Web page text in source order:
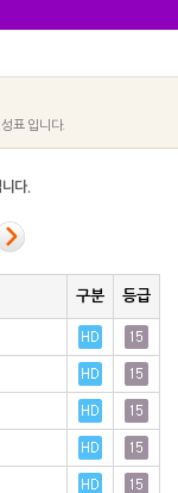
표 입니다.
다.
구분 등급